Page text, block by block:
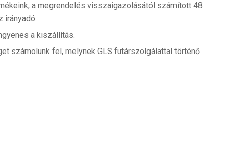
a megrendelés visszaigazolásától számított 48
irányadó.
a kiszállítás.
számolunk fel, melynek GLS futárszolgálattal történő